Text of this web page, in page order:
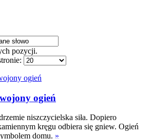
pozycji.
ogień
niszczycielska siła. Dopiero
kręgu odbiera się gniew. Ogień
domu. »